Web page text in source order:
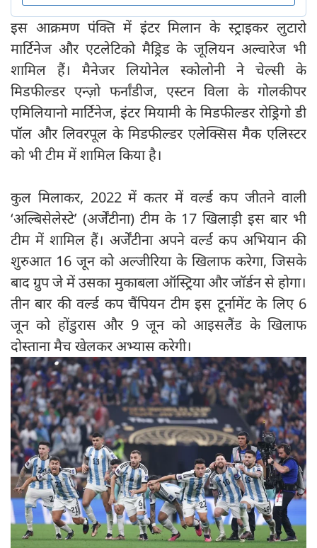
इस आक्रमण पंक्ति में इंटर मिलान के स्ट्राइकर लुटारो
मार्टिनेज और एटलेटिको मैड्रिड के जूलियन अल्वारेज भी
शामिल हैं। मैनेजर लियोनेल स्कोलोनी ने चेल्सी के
मिडफील्डर एन्ज़ो फर्नांडीज, एस्टन विला के गोलकीपर
एमिलियानो मार्टिनेज, इंटर मियामी के मिडफील्डर रोड्रिगो डी
पॉल और लिवरपूल के मिडफील्डर एलेक्सिस मैक एलिस्टर
को भी टीम में शामिल किया है।
कुल मिलाकर, 2022 में कतर में वर्ल्ड कप जीतने वाली
‘अल्बिसेलेस्टे’ (अर्जेंटीना) टीम के 17 खिलाड़ी इस बार भी
टीम में शामिल हैं। अर्जेंटीना अपने वर्ल्ड कप अभियान की
शुरुआत 16 जून को अल्जीरिया के खिलाफ करेगा, जिसके
बाद ग्रुप जे में उसका मुकाबला ऑस्ट्रिया और जॉर्डन से होगा।
तीन बार की वर्ल्ड कप चैंपियन टीम इस टूर्नामेंट के लिए 6
जून को होंडुरास और 9 जून को आइसलैंड के खिलाफ
दोस्ताना मैच खेलकर अभ्यास करेगी।